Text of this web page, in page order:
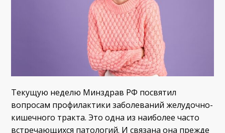
Текущую неделю Минздрав РФ посвятил
вопросам профилактики заболеваний желудочно-
кишечного тракта. Это одна из наиболее часто
встречающихся патологий. И связана она прежде